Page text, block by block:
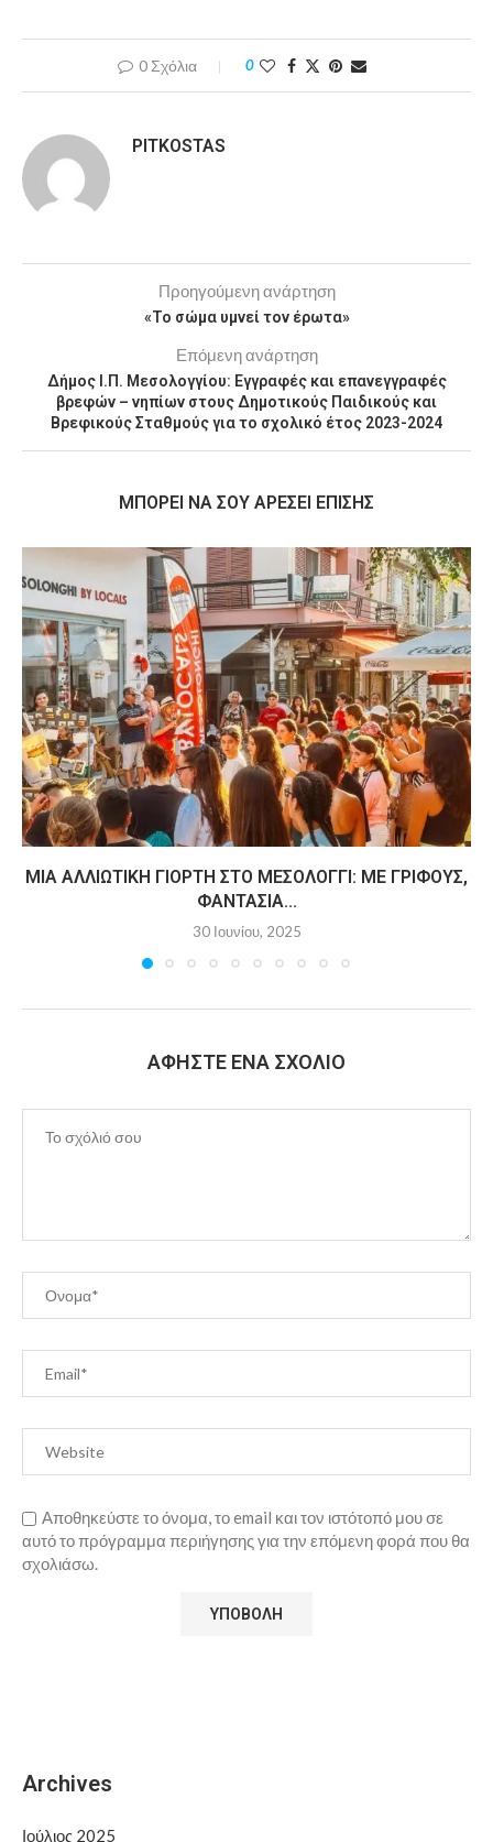
0 Σχόλια 0
PITKOSTAS
Προηγούμενη ανάρτηση
«Το σώμα υμνεί τον έρωτα»
Επόμενη ανάρτηση
Δήμος Ι.Π. Μεσολογγίου: Εγγραφές και επανεγγραφές
βρεφών – νηπίων στους Δημοτικούς Παιδικούς και
Βρεφικούς Σταθμούς για το σχολικό έτος 2023-2024
MΠΟΡΕΊ ΝΑ ΣΟΥ ΑΡΈΣΕΙ ΕΠΊΣΗΣ
ΜΙΑ ΑΛΛΙΏΤΙΚΗ ΓΙΟΡΤΉ ΣΤΟ ΜΕΣΟΛΌΓΓΙ: ΜΕ ΓΡΊΦΟΥΣ,
ΦΑΝΤΑΣΊΑ...
30 Ιουνίου, 2025
ΑΦΉΣΤΕ ΈΝΑ ΣΧΌΛΙΟ
Αποθηκεύστε το όνομα, το email και τον ιστότοπό μου σε
αυτό το πρόγραμμα περιήγησης για την επόμενη φορά που θα
σχολιάσω.
Archives
Ιούλιος 2025